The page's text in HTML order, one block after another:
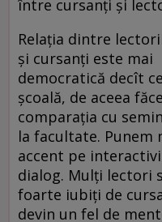
între cursanți și
Relația dintre
și cursanți este mai
democratică decît
școală, de aceea
comparația cu
la facultate. Punem
accent pe
dialog. Mulți lectori
foarte iubiți de
devin un fel de